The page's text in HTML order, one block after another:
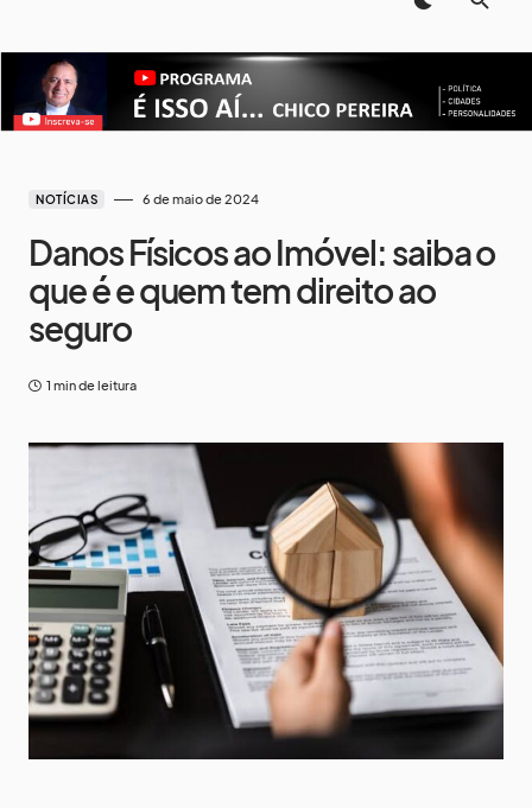
NOTÍCIAS 6 de maio de 2024
Danos Físicos ao Imóvel: saiba o
que é e quem tem direito ao
seguro
1 min de leitura